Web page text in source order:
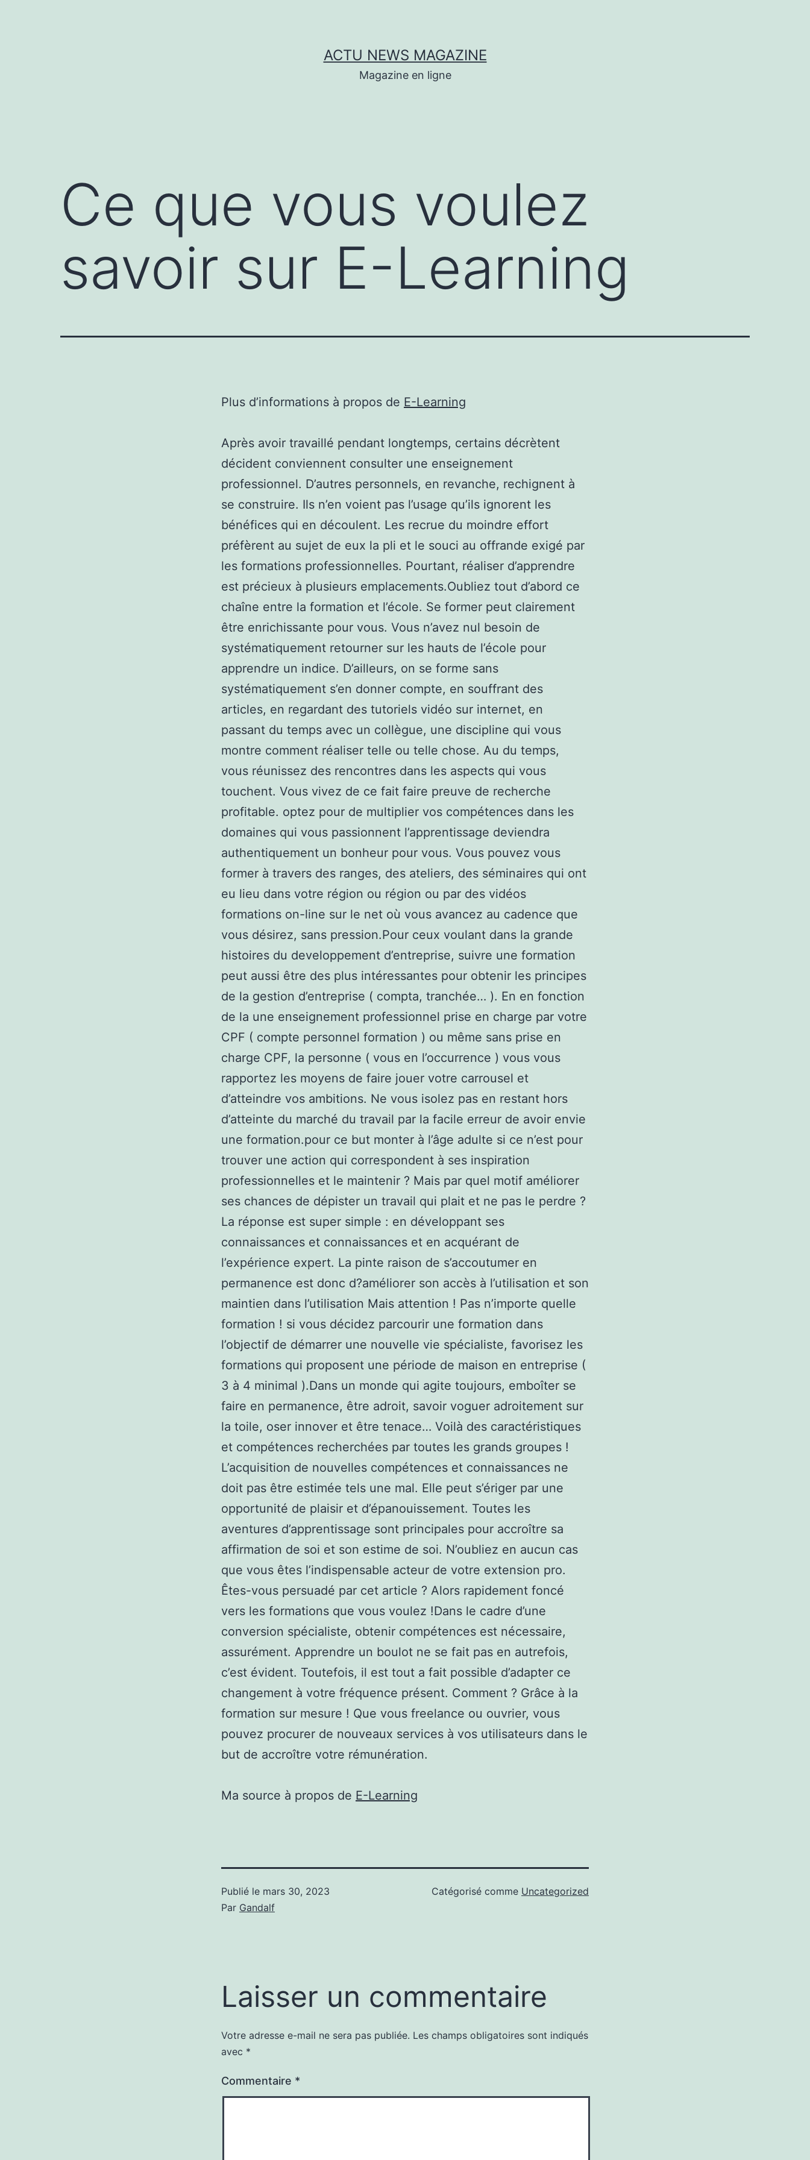
ACTU NEWS MAGAZINE
Magazine en ligne
Ce que vous voulez
savoir sur E-Learning
Plus d’informations à propos de E-Learning
Après avoir travaillé pendant longtemps, certains décrètent
décident conviennent consulter une enseignement
professionnel. D’autres personnels, en revanche, rechignent à
se construire. Ils n’en voient pas l’usage qu’ils ignorent les
bénéfices qui en découlent. Les recrue du moindre effort
préfèrent au sujet de eux la pli et le souci au offrande exigé par
les formations professionnelles. Pourtant, réaliser d’apprendre
est précieux à plusieurs emplacements.Oubliez tout d’abord ce
chaîne entre la formation et l’école. Se former peut clairement
être enrichissante pour vous. Vous n’avez nul besoin de
systématiquement retourner sur les hauts de l’école pour
apprendre un indice. D’ailleurs, on se forme sans
systématiquement s’en donner compte, en souffrant des
articles, en regardant des tutoriels vidéo sur internet, en
passant du temps avec un collègue, une discipline qui vous
montre comment réaliser telle ou telle chose. Au du temps,
vous réunissez des rencontres dans les aspects qui vous
touchent. Vous vivez de ce fait faire preuve de recherche
profitable. optez pour de multiplier vos compétences dans les
domaines qui vous passionnent l’apprentissage deviendra
authentiquement un bonheur pour vous. Vous pouvez vous
former à travers des ranges, des ateliers, des séminaires qui ont
eu lieu dans votre région ou région ou par des vidéos
formations on-line sur le net où vous avancez au cadence que
vous désirez, sans pression.Pour ceux voulant dans la grande
histoires du developpement d’entreprise, suivre une formation
peut aussi être des plus intéressantes pour obtenir les principes
de la gestion d’entreprise ( compta, tranchée… ). En en fonction
de la une enseignement professionnel prise en charge par votre
CPF ( compte personnel formation ) ou même sans prise en
charge CPF, la personne ( vous en l’occurrence ) vous vous
rapportez les moyens de faire jouer votre carrousel et
d’atteindre vos ambitions. Ne vous isolez pas en restant hors
d’atteinte du marché du travail par la facile erreur de avoir envie
une formation.pour ce but monter à l’âge adulte si ce n’est pour
trouver une action qui correspondent à ses inspiration
professionnelles et le maintenir ? Mais par quel motif améliorer
ses chances de dépister un travail qui plait et ne pas le perdre ?
La réponse est super simple : en développant ses
connaissances et connaissances et en acquérant de
l’expérience expert. La pinte raison de s’accoutumer en
permanence est donc d?améliorer son accès à l’utilisation et son
maintien dans l’utilisation Mais attention ! Pas n’importe quelle
formation ! si vous décidez parcourir une formation dans
l’objectif de démarrer une nouvelle vie spécialiste, favorisez les
formations qui proposent une période de maison en entreprise (
3 à 4 minimal ).Dans un monde qui agite toujours, emboîter se
faire en permanence, être adroit, savoir voguer adroitement sur
la toile, oser innover et être tenace… Voilà des caractéristiques
et compétences recherchées par toutes les grands groupes !
L’acquisition de nouvelles compétences et connaissances ne
doit pas être estimée tels une mal. Elle peut s’ériger par une
opportunité de plaisir et d’épanouissement. Toutes les
aventures d’apprentissage sont principales pour accroître sa
affirmation de soi et son estime de soi. N’oubliez en aucun cas
que vous êtes l’indispensable acteur de votre extension pro.
Êtes-vous persuadé par cet article ? Alors rapidement foncé
vers les formations que vous voulez !Dans le cadre d’une
conversion spécialiste, obtenir compétences est nécessaire,
assurément. Apprendre un boulot ne se fait pas en autrefois,
c’est évident. Toutefois, il est tout a fait possible d’adapter ce
changement à votre fréquence présent. Comment ? Grâce à la
formation sur mesure ! Que vous freelance ou ouvrier, vous
pouvez procurer de nouveaux services à vos utilisateurs dans le
but de accroître votre rémunération.
Ma source à propos de E-Learning
Publié le mars 30, 2023
Par Gandalf
Catégorisé comme Uncategorized
Laisser un commentaire
Votre adresse e-mail ne sera pas publiée. Les champs obligatoires sont indiqués
avec *
Commentaire *